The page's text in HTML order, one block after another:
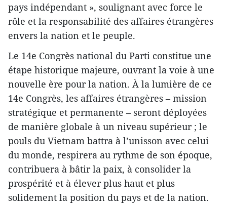
pays indépendant », soulignant avec force le
rôle et la responsabilité des affaires étrangères
envers la nation et le peuple.
Le 14e Congrès national du Parti constitue une
étape historique majeure, ouvrant la voie à une
nouvelle ère pour la nation. À la lumière de ce
14e Congrès, les affaires étrangères – mission
stratégique et permanente – seront déployées
de manière globale à un niveau supérieur ; le
pouls du Vietnam battra à l’unisson avec celui
du monde, respirera au rythme de son époque,
contribuera à bâtir la paix, à consolider la
prospérité et à élever plus haut et plus
solidement la position du pays et de la nation.